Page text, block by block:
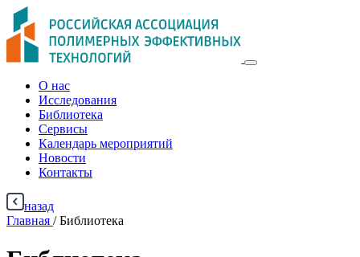
О нас
Исследования
Библиотека
Сервисы
Календарь мероприятий
Новости
Контакты
назад
Главная /Библиотека